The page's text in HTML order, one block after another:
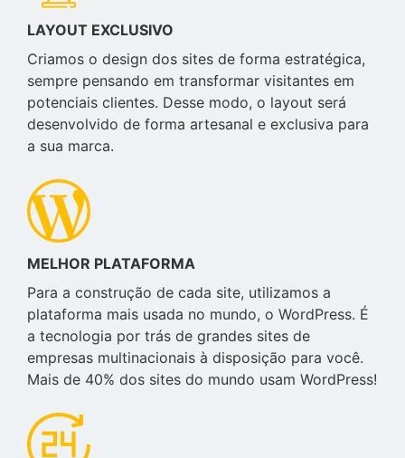
LAYOUT EXCLUSIVO
Criamos o design dos sites de forma estratégica,
sempre pensando em transformar visitantes em
potenciais clientes. Desse modo, o layout será
desenvolvido de forma artesanal e exclusiva para
a sua marca.
MELHOR PLATAFORMA
Para a construção de cada site, utilizamos a
plataforma mais usada no mundo, o WordPress. É
a tecnologia por trás de grandes sites de
empresas multinacionais à disposição para você.
Mais de 40% dos sites do mundo usam WordPress!